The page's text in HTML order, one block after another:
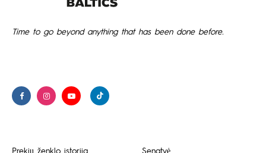
Time to go beyond anything that has been done before.
Prekių ženklo istorija Senatvė